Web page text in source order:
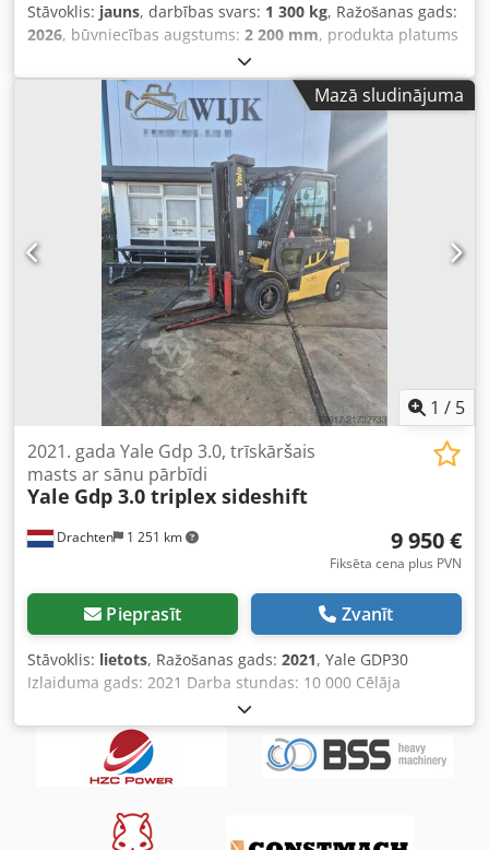
Stāvoklis: jauns, darbības svars: 1 300 kg, Ražošanas gads:
2026, būvniecības augstums: 2 200 mm, produkta platums
, iekārtas/transportlīdzekļa numurs:
17133, papildu aprīkojuma funkcijas:Arbeitsscheinwerfer
, dzinēja tips: Benzīns, ražotājs: [dažādi] Dkodpfx
Apozff Ube Ior
Mazā sludinājuma
1 / 5
Drachten 1 251 km
2021. gada Yale Gdp 3.0, trīskāršais
masts ar sānu pārbīdi
Yale Gdp 3.0 triplex sideshift
9 950 €
Fiksēta cena plus PVN
Pieprasīt Zvanīt
Stāvoklis: lietots, Ražošanas gads: 2021, Yale GDP30
Izlaiduma gads: 2021 Darba stundas: 10 000 Cēlāja
augstums: 4915 cm Celtspēja: 3,000 kg Trīskāršs masts un
sānu nobīde Dkodpfxoy Din Ss Ap Ijr